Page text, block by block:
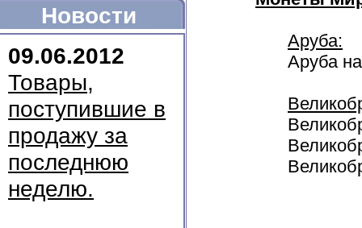
Новости
09.06.2012
Товары,
поступившие в
продажу за
последнюю
неделю.
Аруба:
Аруба